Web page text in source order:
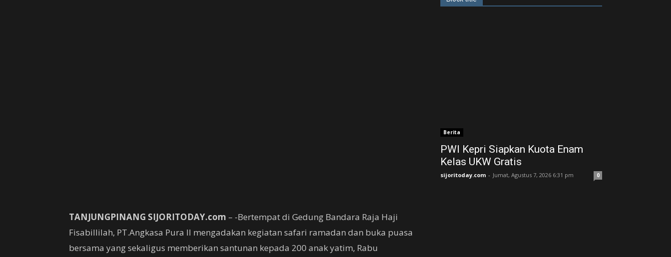
TANJUNGPINANG SIJORITODAY.com – -Bertempat di Gedung Bandara Raja Haji
Fisabillilah, PT.Angkasa Pura II mengadakan kegiatan safari ramadan dan buka puasa
bersama yang sekaligus memberikan santunan kepada 200 anak yatim, Rabu
Berita
PWI Kepri Siapkan Kuota Enam
Kelas UKW Gratis
sijoritoday.com - Jumat, Agustus 7, 2026 6:31 pm 0